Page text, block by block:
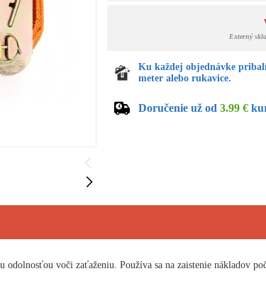
Externý
Ku každej objednávke
meter alebo rukavice.
Doručenie už od3.99 €
odolnosťou voči zaťaženiu. Používa sa na zaistenie nákladov